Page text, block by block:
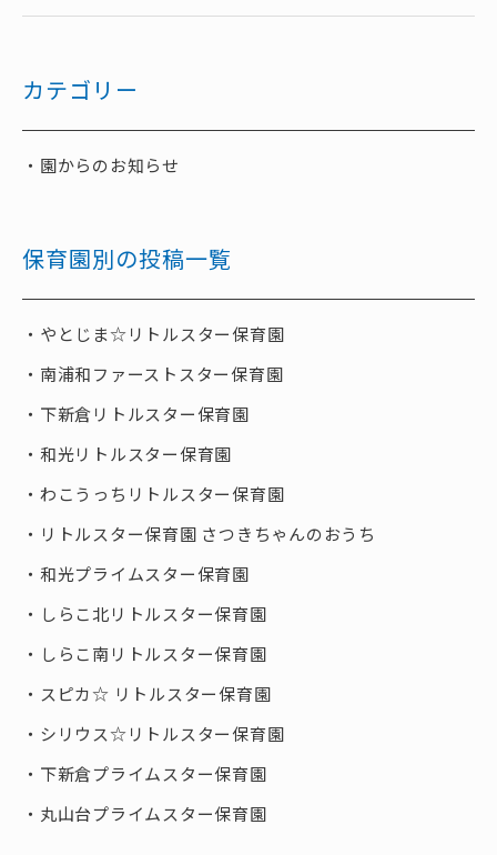
カテゴリー
園からのお知らせ
保育園別の投稿一覧
やとじま☆リトルスター保育園
南浦和ファーストスター保育園
下新倉リトルスター保育園
和光リトルスター保育園
わこうっちリトルスター保育園
リトルスター保育園 さつきちゃんのおうち
和光プライムスター保育園
しらこ北リトルスター保育園
しらこ南リトルスター保育園
スピカ☆ リトルスター保育園
シリウス☆リトルスター保育園
下新倉プライムスター保育園
丸山台プライムスター保育園